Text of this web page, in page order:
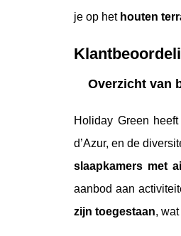
je op het houten
Overzicht van
Holiday Green
d’Azur, en de
slaapkamers met
aanbod aan
zijn toegestaan,